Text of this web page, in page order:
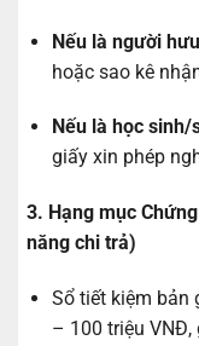
Nếu là người
hoặc sao kê
Nếu là học sinh/
giấy xin phép
3. Hạng mục
năng chi trả)
Sổ tiết kiệm bản
– 100 triệu